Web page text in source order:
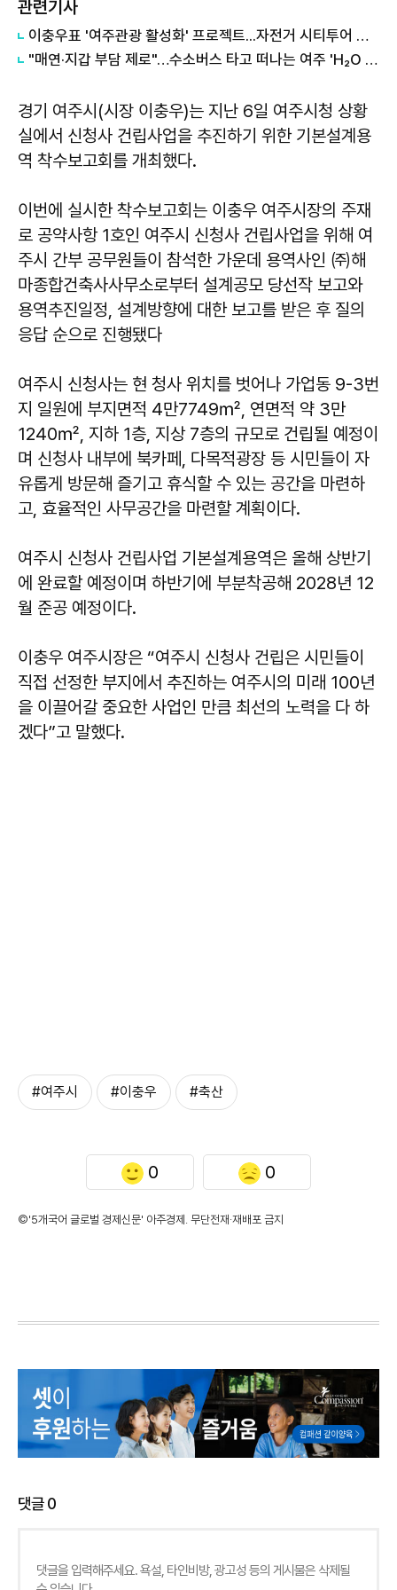
관련기사
이충우표 '여주관광 활성화' 프로젝트...자전거 시티투어 확대
"매연·지갑 부담 제로"…수소버스 타고 떠나는 여주 'H₂O 당일치기' 여행
​​​​​​​경기 여주시(시장 이충우)는 지난 6일 여주시청 상황
실에서 신청사 건립사업을 추진하기 위한 기본설계용
역 착수보고회를 개최했다.
이번에 실시한 착수보고회는 이충우 여주시장의 주재
로 공약사항 1호인 여주시 신청사 건립사업을 위해 여
주시 간부 공무원들이 참석한 가운데 용역사인 ㈜해
마종합건축사사무소로부터 설계공모 당선작 보고와
용역추진일정, 설계방향에 대한 보고를 받은 후 질의
응답 순으로 진행됐다
여주시 신청사는 현 청사 위치를 벗어나 가업동 9-3번
지 일원에 부지면적 4만7749㎡, 연면적 약 3만
1240㎡, 지하 1층, 지상 7층의 규모로 건립될 예정이
며 신청사 내부에 북카페, 다목적광장 등 시민들이 자
유롭게 방문해 즐기고 휴식할 수 있는 공간을 마련하
고, 효율적인 사무공간을 마련할 계획이다.
여주시 신청사 건립사업 기본설계용역은 올해 상반기
에 완료할 예정이며 하반기에 부분착공해 2028년 12
월 준공 예정이다.
이충우 여주시장은 “여주시 신청사 건립은 시민들이
직접 선정한 부지에서 추진하는 여주시의 미래 100년
을 이끌어갈 중요한 사업인 만큼 최선의 노력을 다 하
겠다”고 말했다.
#여주시 #이충우 #축산
0 0
©'5개국어 글로벌 경제신문' 아주경제. 무단전재·재배포 금지
댓글0